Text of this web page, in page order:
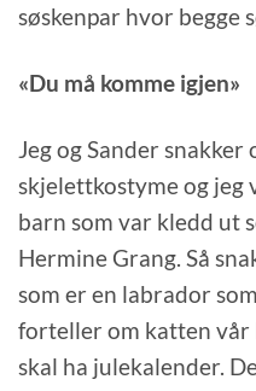
søskenpar hvor begge
«Du må komme igjen»
Jeg og Sander
skjelettkostyme og jeg
barn som var kledd ut
Hermine Grang. Så
som er en labrador
forteller om katten vår
skal ha julekalender.